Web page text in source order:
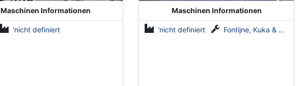
Maschinen Informationen
'nicht definiert
Maschinen Informationen
'nicht definiert Fontijne, Kuka & Georg